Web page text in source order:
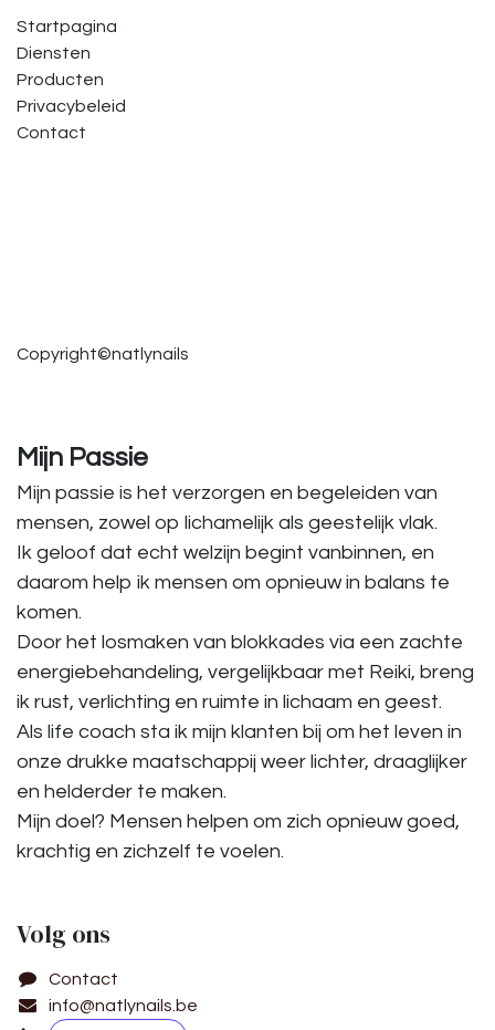
Startpagina
Diensten
Producten
Privacybeleid
Contact
Copyright©natlynails
Mijn Passie
Mijn passie is het verzorgen en begeleiden van
mensen, zowel op lichamelijk als geestelijk vlak.
Ik geloof dat echt welzijn begint vanbinnen, en
daarom help ik mensen om opnieuw in balans te
komen.
Door het losmaken van blokkades via een zachte
energiebehandeling, vergelijkbaar met Reiki, breng
ik rust, verlichting en ruimte in lichaam en geest.
Als life coach sta ik mijn klanten bij om het leven in
onze drukke maatschappij weer lichter, draaglijker
en helderder te maken.
Mijn doel? Mensen helpen om zich opnieuw goed,
krachtig en zichzelf te voelen.
Volg ons
Contact
info@natlynails.be